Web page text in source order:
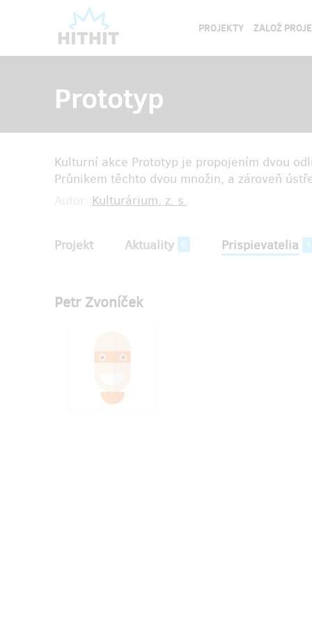
PROJEKTY ZALOŽ
Prototyp
Kulturní akce Prototyp je propojením dvou
Průnikem těchto dvou množin, a zároveň
Kulturárium, z. s.
Projekt Aktuality 6 Prispievatelia
Petr Zvoníček